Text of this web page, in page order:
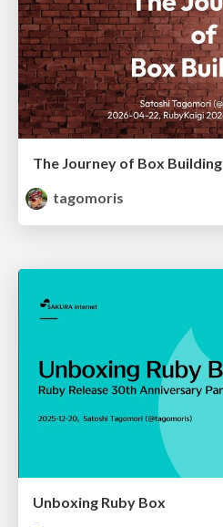
The Journey of Box Building
tagomoris
Unboxing Ruby Box